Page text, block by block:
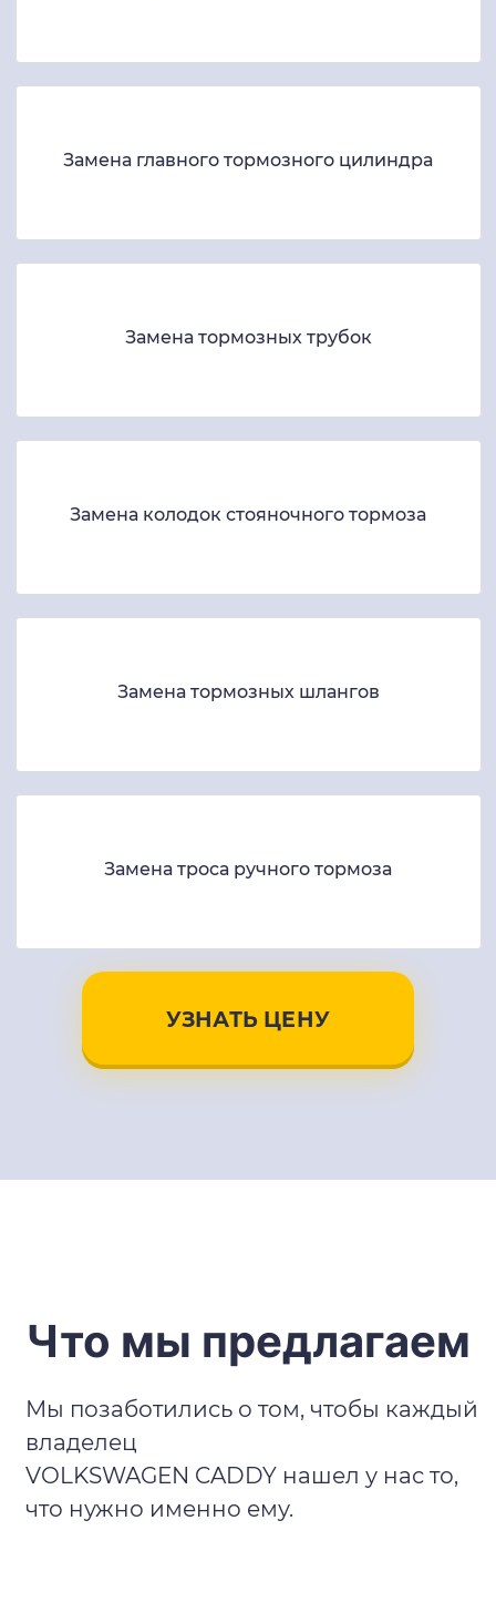
Замена главного тормозного цилиндра
Замена тормозных трубок
Замена колодок стояночного тормоза
Замена тормозных шлангов
Замена троса ручного тормоза
УЗНАТЬ ЦЕНУ
Что мы предлагаем
Мы позаботились о том, чтобы каждый
владелец
VOLKSWAGEN CADDY нашел у нас то,
что нужно именно ему.